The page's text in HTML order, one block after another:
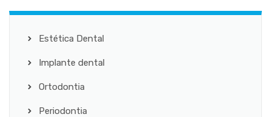
Estética Dental
Implante dental
Ortodontia
Periodontia